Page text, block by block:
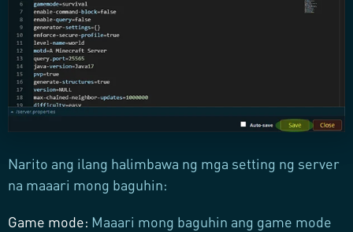
Narito ang ilang halimbawa ng mga setting ng server
na maaari mong baguhin:
Game mode: Maaari mong baguhin ang game mode